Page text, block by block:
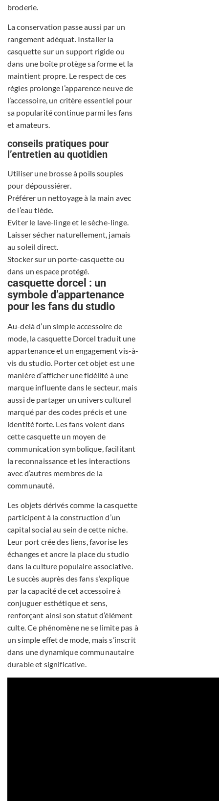
broderie.
La conservation passe aussi par un
rangement adéquat. Installer la
casquette sur un support rigide ou
dans une boîte protège sa forme et la
maintient propre. Le respect de ces
règles prolonge l’apparence neuve de
l’accessoire, un critère essentiel pour
sa popularité continue parmi les fans
et amateurs.
conseils pratiques pour
l’entretien au quotidien
Utiliser une brosse à poils souples
pour dépoussiérer.
Préférer un nettoyage à la main avec
de l’eau tiède.
Eviter le lave-linge et le sèche-linge.
Laisser sécher naturellement, jamais
au soleil direct.
Stocker sur un porte-casquette ou
dans un espace protégé.
casquette dorcel : un
symbole d’appartenance
pour les fans du studio
Au-delà d’un simple accessoire de
mode, la casquette Dorcel traduit une
appartenance et un engagement vis-à-
vis du studio. Porter cet objet est une
manière d’afficher une fidélité à une
marque influente dans le secteur, mais
aussi de partager un univers culturel
marqué par des codes précis et une
identité forte. Les fans voient dans
cette casquette un moyen de
communication symbolique, facilitant
la reconnaissance et les interactions
avec d’autres membres de la
communauté.
Les objets dérivés comme la casquette
participent à la construction d’un
capital social au sein de cette niche.
Leur port crée des liens, favorise les
échanges et ancre la place du studio
dans la culture populaire associative.
Le succès auprès des fans s’explique
par la capacité de cet accessoire à
conjuguer esthétique et sens,
renforçant ainsi son statut d’élément
culte. Ce phénomène ne se limite pas à
un simple effet de mode, mais s’inscrit
dans une dynamique communautaire
durable et significative.